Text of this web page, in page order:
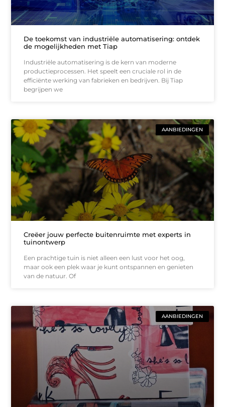
De toekomst van industriële automatisering: ontdek
de mogelijkheden met Tiap
Industriële automatisering is de kern van moderne
productieprocessen. Het speelt een cruciale rol in de
efficiënte werking van fabrieken en bedrijven. Bij Tiap
begrijpen we
AANBIEDINGEN
Creëer jouw perfecte buitenruimte met experts in
tuinontwerp
Een prachtige tuin is niet alleen een lust voor het oog,
maar ook een plek waar je kunt ontspannen en genieten
van de natuur. Of
AANBIEDINGEN